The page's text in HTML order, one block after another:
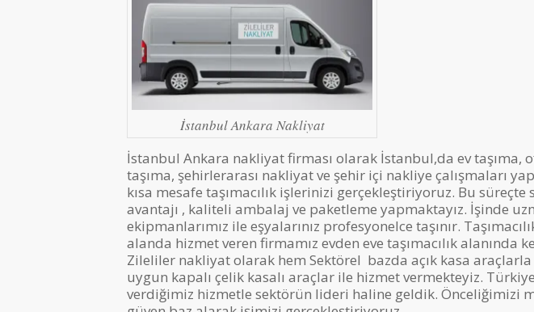
İstanbul Ankara Nakliyat
İstanbul Ankara nakliyat firması olarak İstanbul,da ev taşıma,
taşıma, şehirlerarası nakliyat ve şehir içi nakliye çalışmaları
kısa mesafe taşımacılık işlerinizi gerçekleştiriyoruz. Bu
avantajı , kaliteli ambalaj ve paketleme yapmaktayız. İşinde
ekipmanlarımız ile eşyalarınız profesyonelce taşınır.
alanda hizmet veren firmamız evden eve taşımacılık alanında
Zileliler nakliyat olarak hem Sektörel bazda açık kasa araçlarla
uygun kapalı çelik kasalı araçlar ile hizmet vermekteyiz.
verdiğimiz hizmetle sektörün lideri haline geldik. Önceliğimizi